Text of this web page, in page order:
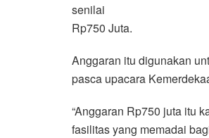
senilai
Rp750 Juta.
Anggaran itu digunakan
pasca upacara
“Anggaran Rp750 juta itu
fasilitas yang memadai